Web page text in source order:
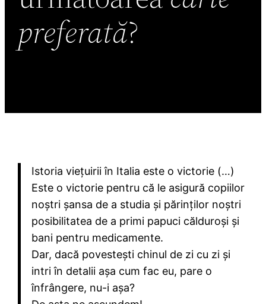
preferată?
Istoria viețuirii în Italia este o victorie (…)
Este o victorie pentru că le asigură copiilor
noștri șansa de a studia și părinților noștri
posibilitatea de a primi papuci călduroși și
bani pentru medicamente.
Dar, dacă povestești chinul de zi cu zi și
intri în detalii așa cum fac eu, pare o
înfrângere, nu-i așa?